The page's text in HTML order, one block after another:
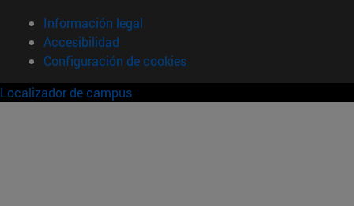
Información legal
Accesibilidad
Configuración de cookies
Localizador de campus